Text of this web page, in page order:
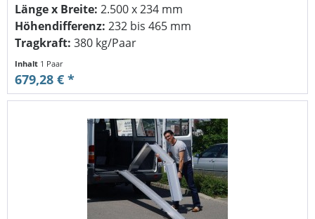
Länge x Breite: 2.500 x 234 mm
Höhendifferenz: 232 bis 465 mm
Tragkraft: 380 kg/Paar
Inhalt 1 Paar
679,28 € *